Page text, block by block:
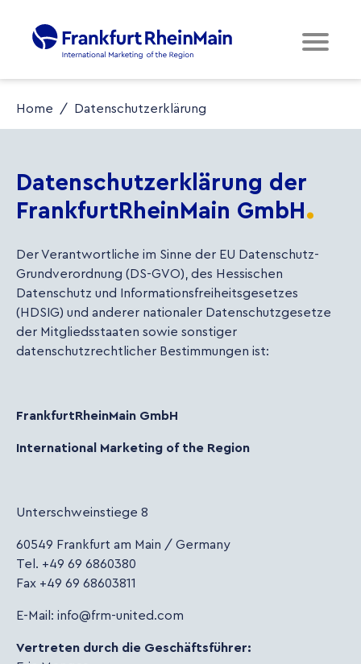
Home / Datenschutzerklärung
Datenschutzerklärung der
FrankfurtRheinMain GmbH
Der Verantwortliche im Sinne der EU Datenschutz-
Grundverordnung (DS-GVO), des Hessischen
Datenschutz und Informationsfreiheitsgesetzes
(HDSIG) und anderer nationaler Datenschutzgesetze
der Mitgliedsstaaten sowie sonstiger
datenschutzrechtlicher Bestimmungen ist:
FrankfurtRheinMain GmbH
International Marketing of the Region
Unterschweinstiege 8
60549 Frankfurt am Main / Germany
Tel. +49 69 6860380
Fax +49 69 68603811
E-Mail: info@frm-united.com
Vertreten durch die Geschäftsführer: